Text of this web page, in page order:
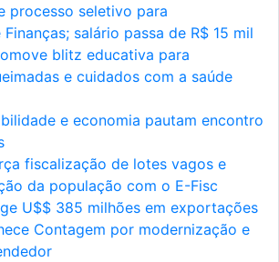
processo seletivo para
salário passa de R$ 15 mil
blitz educativa para
e cuidados com a saúde
e economia pautam encontro
fiscalização de lotes vagos e
da população com o E-Fisc
U$$ 385 milhões em exportações
Contagem por modernização e